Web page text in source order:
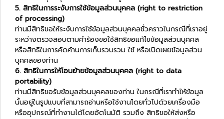
5. สิทธิในการระงับการใช้ข้อมูลส่วนบุคคล (right to restriction
of processing)
ท่านมีสิทธิขอให้ระงับการใช้ข้อมูลส่วนบุคคลชั่วคราวในกรณีที่เราอยู่
ระหว่างตรวจสอบตามคำร้องขอใช้สิทธิขอแก้ไขข้อมูลส่วนบุคคล
หรือสิทธิในการคัดค้านการเก็บรวบรวม ใช้ หรือเปิดเผยข้อมูลส่วน
บุคคลของท่าน
6. สิทธิในการให้โอนย้ายข้อมูลส่วนบุคคล (right to data
portability)
ท่านมีสิทธิขอรับข้อมูลส่วนบุคคลของท่าน ในกรณีที่เราทำให้ข้อมูล
นั้นอยู่ในรูปแบบที่สามารถอ่านหรือใช้งานโดยทั่วไปด้วยเครื่องมือ
หรืออุปกรณ์ที่ทำงานได้โดยอัตโนมัติ รวมถึง สิทธิขอให้ส่งหรือ